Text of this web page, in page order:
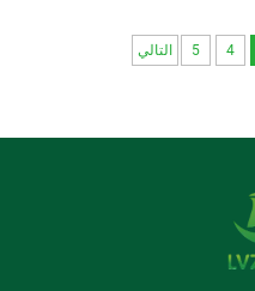
4
5 التالي